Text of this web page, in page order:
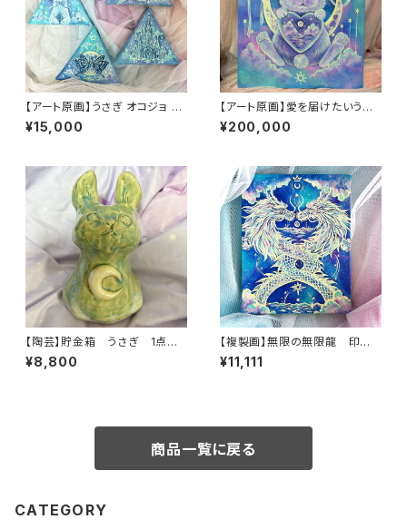
【アート原画】うさぎ オコジョ と
り 蝶々 お城 三角パネル 15cm
¥15,000
【アート原画】愛を届けたいうさ
ぎ 1点もの アクリル画
¥200,000
【陶芸】貯金箱 うさぎ 1点も
の 約13cm
¥8,800
【複製画】無限の無限龍 印
刷 可能性を広げる 木製パネ
ル 14cm×18cm
¥11,111
商品一覧に戻る
CATEGORY